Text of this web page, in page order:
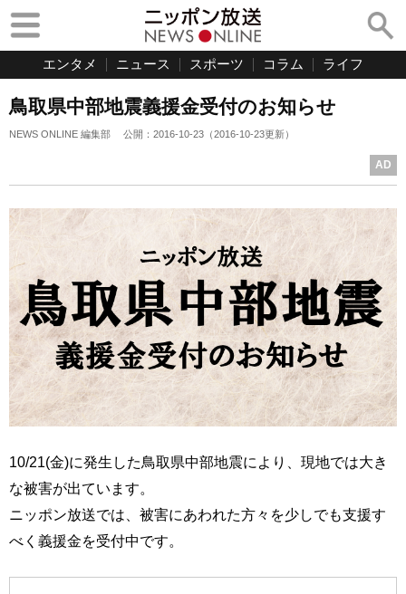
エンタメ ニュース スポーツ コラム ライフ
鳥取県中部地震義援金受付のお知らせ
NEWS ONLINE 編集部 公開： 2016-10-23 （2016-10-23更新）
AD
10/21(金)に発生した鳥取県中部地震により、現地では大き
な被害が出ています。
ニッポン放送では、被害にあわれた方々を少しでも支援す
べく義援金を受付中です。